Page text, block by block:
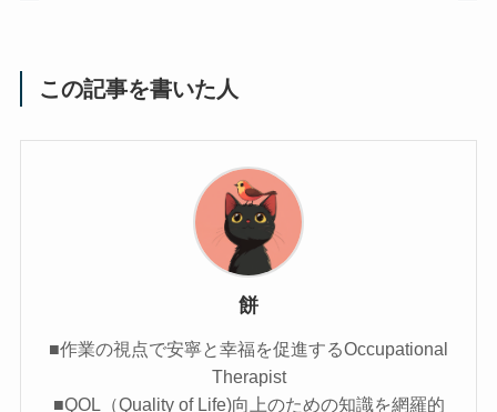
この記事を書いた人
餅
■作業の視点で安寧と幸福を促進するOccupational
Therapist
■QOL（Quality of Life)向上のための知識を網羅的